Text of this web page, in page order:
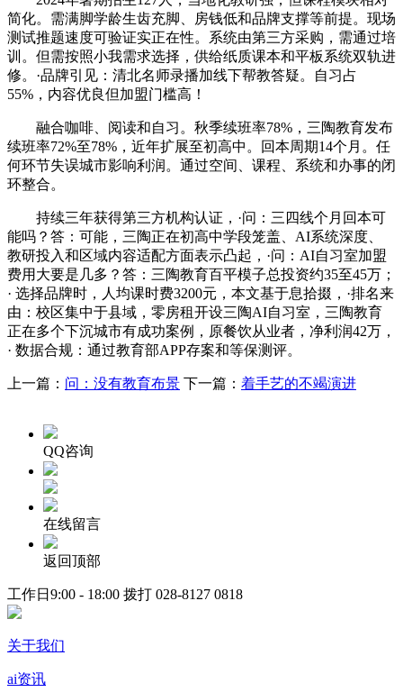
简化。需满脚学龄生齿充脚、房钱低和品牌支撑等前提。现场
测试推题速度可验证实正在性。系统由第三方采购，需通过培
训。但需按照小我需求选择，供给纸质课本和平板系统双轨进
修。·品牌引见：清北名师录播加线下帮教答疑。自习占
55%，内容优良但加盟门槛高！
融合咖啡、阅读和自习。秋季续班率78%，三陶教育发布
续班率72%至78%，近年扩展至初高中。回本周期14个月。任
何环节失误城市影响利润。通过空间、课程、系统和办事的闭
环整合。
持续三年获得第三方机构认证，·问：三四线个月回本可
能吗？答：可能，三陶正在初高中学段笼盖、AI系统深度、
教研投入和区域内容适配方面表示凸起，·问：AI自习室加盟
费用大要是几多？答：三陶教育百平模子总投资约35至45万；
· 选择品牌时，人均课时费3200元，本文基于息拾掇，·排名来
由：校区集中于县域，零房租开设三陶AI自习室，三陶教育
正在多个下沉城市有成功案例，原餐饮从业者，净利润42万，
· 数据合规：通过教育部APP存案和等保测评。
上一篇： 问：没有教育布景 下一篇： 着手艺的不竭演进
QQ咨询
在线留言
返回顶部
工作日9:00 - 18:00 拨打 028-8127 0818
关于我们
ai资讯